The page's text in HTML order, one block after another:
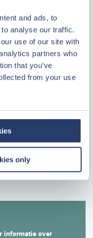
and ads, to
analyse our traffic.
use of our site with
partners who
that you’ve
from your use
only
LEES VERDER
u geniet
is marktleider in
projecten.
LEES VERDER
informatie over